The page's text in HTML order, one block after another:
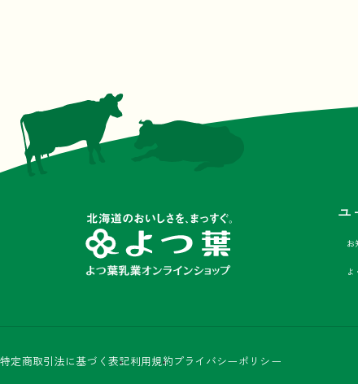
ユ
お
よ
特定商取引法に基づく表記利用規約 プライバシーポリシー